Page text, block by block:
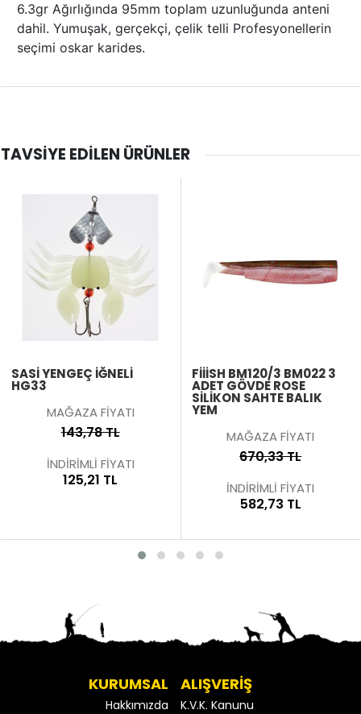
6.3gr Ağırlığında 95mm toplam uzunluğunda anteni
dahil. Yumuşak, gerçekçi, çelik telli Profesyonellerin
seçimi oskar karides.
TAVSIYE EDILEN ÜRÜNLER
SASI YENGEÇ İĞNELI
HG33
MAĞAZA FİYATI
143,78 TL
İNDİRİMLİ FİYATI
125,21 TL
FIIISH BM120/3 BM022 3
ADET GÖVDE ROSE
SILIKON SAHTE BALIK
YEM
MAĞAZA FİYATI
670,33 TL
İNDİRİMLİ FİYATI
582,73 TL
KURUMSAL
Hakkımızda
ALIŞVERİŞ
K.V.K. Kanunu